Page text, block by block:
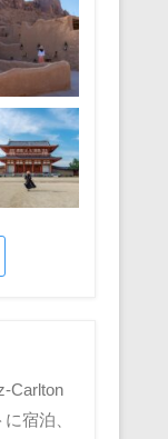
Carlton
宿泊、